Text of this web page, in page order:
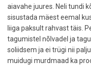
aiavahe juures. Neli tundi
sisustada mäest eemal
liiga paksult rahvast täis.
tagumistel nõlvadel ja
soliidsem ja ei trügi nii
muidugi murdmaad ka